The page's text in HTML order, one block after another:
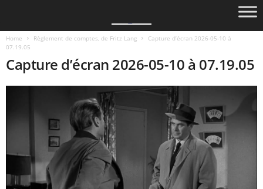
Home Règlement de comptes, de Fritz Lang
Capture d’écran 2026-05-10 à
07.19.05
Capture d’écran 2026-05-10 à 07.19.05